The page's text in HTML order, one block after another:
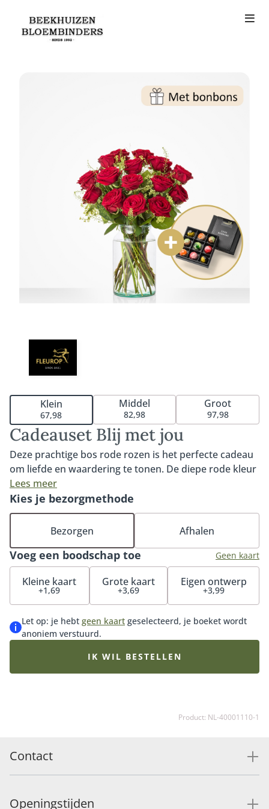
Cadeauset Blij met jou
Deze prachtige bos rode rozen is het perfecte cadeau
om liefde en waardering te tonen. De diepe rode kleur
en fluweelzachte blaadjes van de Red Naomi rozen
maken dit boeket extra speciaal. Met hun grote knop,
steel van tenminste 60cm lang en subtiele geur stralen
deze rozen pure elegantie uit. Dit boeket wordt
geleverd inclusief onze handgemaakte bonbons met
verfijnde nootachtige smaken en unieke kleuren – een
heerlijke traktatie waarmee het cadeau compleet is.
Kies uit 13 (klein), 17 (middel) of 21 (groot) rode rozen.
Lees meer
Klein
67,98
Middel
82,98
Groot
97,98
Voeg een boodschap toe Geen kaart
Kleine kaart
+1,69
Grote kaart
+3,69
Eigen ontwerp
+3,99
Let op: je hebt geen kaart geselecteerd, je boeket wordt
anoniem verstuurd.
Kies je bezorgmethode
Bezorgen Afhalen
IK WIL BESTELLEN
Product: NL-40001110-1
Contact
Openingstijden